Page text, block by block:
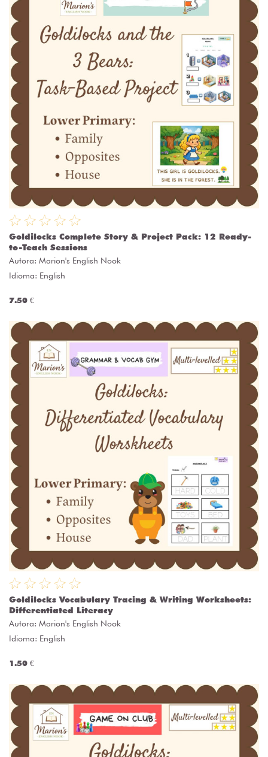
Goldilocks Complete Story & Project Pack: 12 Ready-
to-Teach Sessions
Autora: Marion's English Nook
Idioma: English
7.50 €
Goldilocks Vocabulary Tracing & Writing Worksheets:
Differentiated Literacy
Autora: Marion's English Nook
Idioma: English
1.50 €